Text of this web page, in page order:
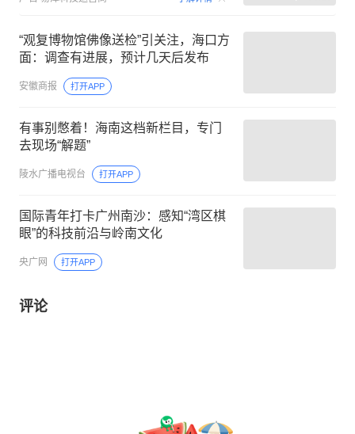
“观复博物馆佛像送检”引关注，海口方
面：调查有进展，预计几天后发布
安徽商报 打开APP
有事别憋着！海南这档新栏目，专门
去现场“解题”
陵水广播电视台 打开APP
国际青年打卡广州南沙：感知“湾区棋
眼”的科技前沿与岭南文化
央广网 打开APP
评论